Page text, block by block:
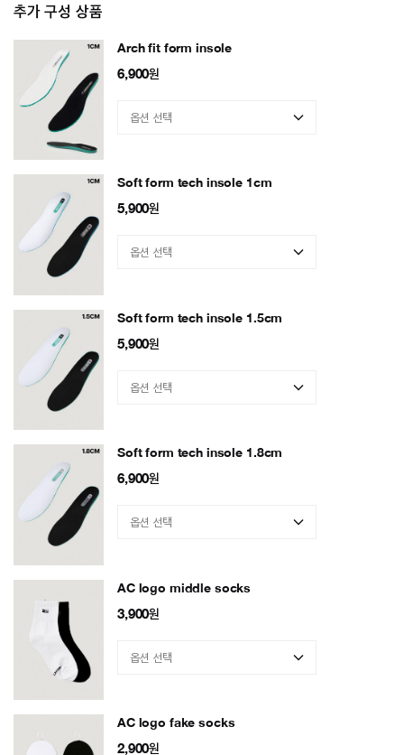
추가 구성 상품
Arch fit form insole
6,900원
Soft form tech insole 1cm
5,900원
Soft form tech insole 1.5cm
5,900원
Soft form tech insole 1.8cm
6,900원
AC logo middle socks
3,900원
AC logo fake socks
2,900원